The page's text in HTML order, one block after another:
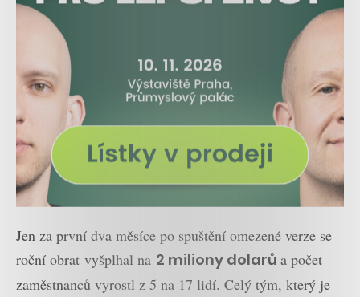
Jen za první dva měsíce po spuštění omezené verze se
roční obrat vyšplhal na 2 miliony dolarů a počet
zaměstnanců vyrostl z 5 na 17 lidí. Celý tým, který je